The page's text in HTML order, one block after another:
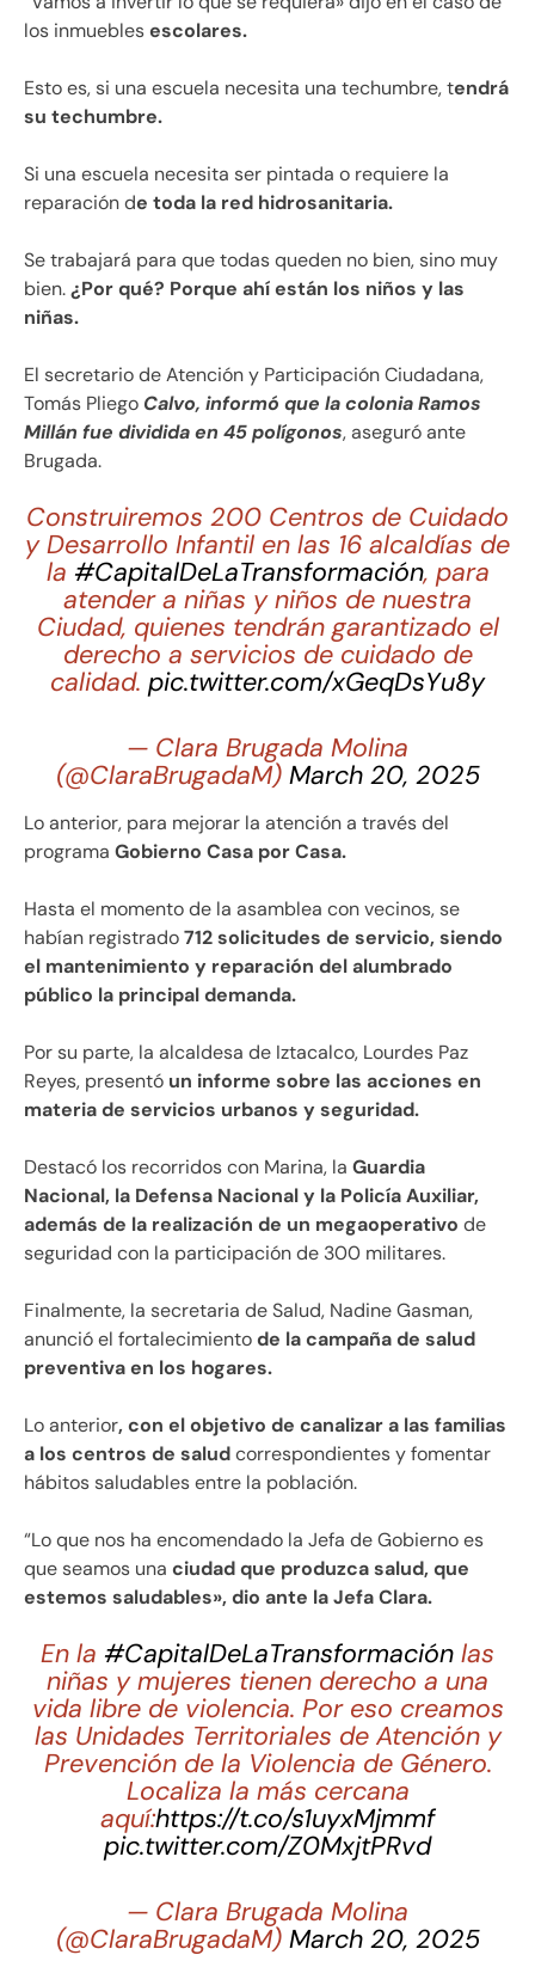
los inmueblesescolares.
Esto es, si una escuela necesita una techumbre, tendrá
su techumbre.
Si una escuela necesita ser pintada o requiere la
reparación de toda la red hidrosanitaria.
Se trabajará para que todas queden no bien, sino muy
bien.¿Por qué? Porque ahí están los niños y las
niñas.
El secretario de Atención y Participación Ciudadana,
Tomás Pliego Calvo, informó que la colonia Ramos
Millán fue dividida en 45 polígonos, aseguró ante
Brugada.
Construiremos 200 Centros de Cuidado
y Desarrollo Infantil en las 16 alcaldías de
la #CapitalDeLaTransformación, para
atender a niñas y niños de nuestra
Ciudad, quienes tendrán garantizado el
derecho a servicios de cuidado de
calidad. pic.twitter.com/xGeqDsYu8y
— Clara Brugada Molina
(@ClaraBrugadaM) March 20, 2025
Lo anterior, para mejorar la atención a través del
programa Gobierno Casa por Casa.
Hasta el momento de la asamblea con vecinos, se
habían registrado712 solicitudes de servicio, siendo
el mantenimiento y reparación del alumbrado
público la principal demanda.
Por su parte, la alcaldesa de Iztacalco, Lourdes Paz
Reyes, presentó un informe sobre las acciones en
materia de servicios urbanos y seguridad.
Destacó los recorridos con Marina, la Guardia
Nacional, la Defensa Nacional y la Policía Auxiliar,
además de la realización de un megaoperativo de
seguridad con la participación de 300 militares.
Finalmente, la secretaria de Salud, Nadine Gasman,
anunció el fortalecimientode la campaña de salud
preventiva en los hogares.
Lo anterior, con el objetivo de canalizar a las familias
a los centros de saludcorrespondientes y fomentar
hábitos saludables entre la población.
“Lo que nos ha encomendado la Jefa de Gobierno es
que seamos una ciudad que produzca salud, que
estemos saludables», dio ante la Jefa Clara.
En la #CapitalDeLaTransformación las
niñas y mujeres tienen derecho a una
vida libre de violencia. Por eso creamos
las Unidades Territoriales de Atención y
Prevención de la Violencia de Género.
Localiza la más cercana
aquí:https://t.co/s1uyxMjmmf
pic.twitter.com/Z0MxjtPRvd
— Clara Brugada Molina
(@ClaraBrugadaM) March 20, 2025